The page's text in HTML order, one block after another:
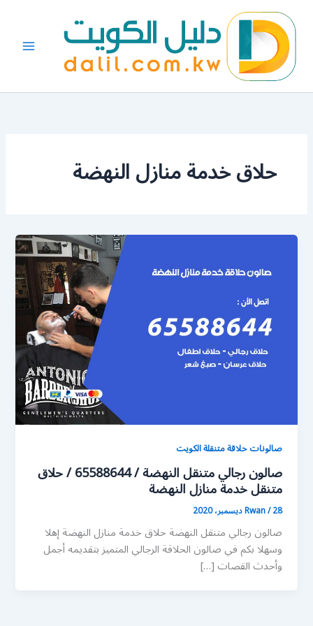
المحتوى
حلاق خدمة منازل النهضة
صالونات حلاقة متنقلة الكويت
صالون رجالي متنقل النهضة / 65588644 / حلاق
متنقل خدمة منازل النهضة
Rwan/28 ديسمبر، 2020
صالون رجالي متنقل النهضة حلاق خدمة منازل النهضة إهلا
وسهلا بكم في صالون الحلاقة الرجالي المتميز بتقديمه أجمل
وأحدث القصات […]